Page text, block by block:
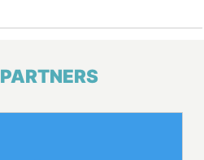
PARTNERS